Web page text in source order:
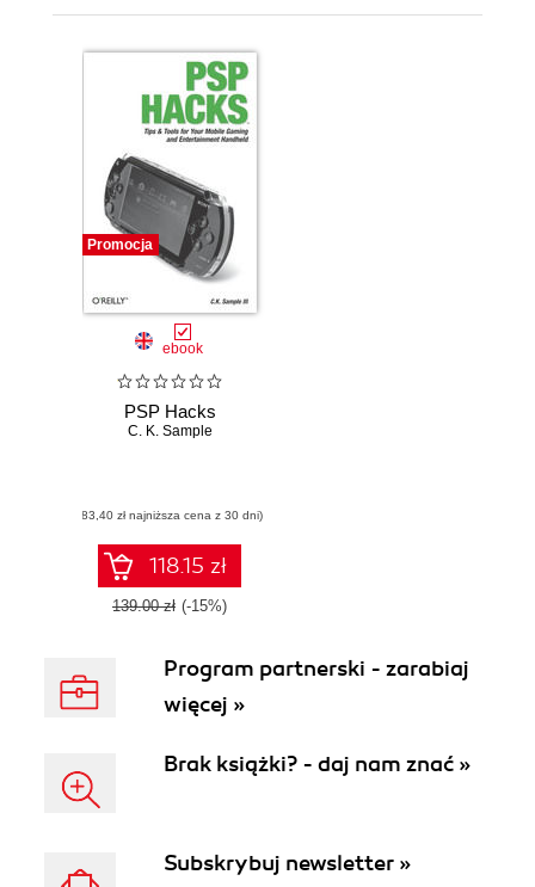
Promocja
ebook
PSP Hacks
C. K. Sample
(83,40 zł najniższa cena z 30 dni)
118.15 zł
139.00 zł (-15%)
Program partnerski - zarabiaj
więcej »
Brak książki? - daj nam znać »
Subskrybuj newsletter »